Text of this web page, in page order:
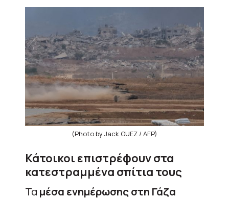
(Photo by Jack GUEZ / AFP)
Κάτοικοι επιστρέφουν στα
κατεστραμμένα σπίτια τους
Τα μέσα ενημέρωσης στη Γάζα